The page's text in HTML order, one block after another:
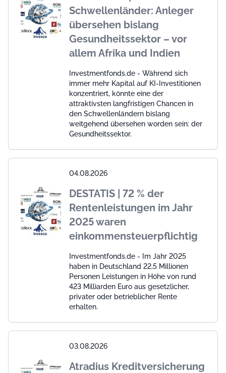
Schwellenländer: Anleger
übersehen bislang
Gesundheitssektor – vor
allem Afrika und Indien
Investmentfonds.de - Während sich
immer mehr Kapital auf KI-Investitionen
konzentriert, könnte eine der
attraktivsten langfristigen Chancen in
den Schwellenländern bislang
weitgehend übersehen worden sein: der
Gesundheitssektor.
04.08.2026
DESTATIS | 72 % der
Rentenleistungen im Jahr
2025 waren
einkommensteuerpflichtig
Investmentfonds.de - Im Jahr 2025
haben in Deutschland 22,5 Millionen
Personen Leistungen in Höhe von rund
423 Milliarden Euro aus gesetzlicher,
privater oder betrieblicher Rente
erhalten.
03.08.2026
Atradius Kreditversicherung